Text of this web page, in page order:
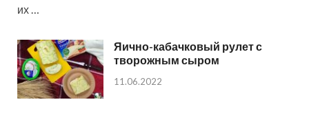
их …
Яично-кабачковый рулет с
творожным сыром
11.06.2022